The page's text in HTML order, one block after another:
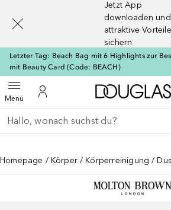
Jetzt App
downloaden und
attraktive Vorteile
sichern
Letzter Tag: Beach Bag mit 6 Highlights zur
mit Beauty Card (Code: BEACH)
MenüMenü öffnenZu Meinem Kundenkonto
Gehe zurück
Suche ausführen
Homepage Körper Körperreinigung
[navigation.slideout.screenreader]